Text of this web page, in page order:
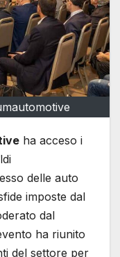
ha acceso i
delle auto
imposte dal
dal
ha riunito
del settore per